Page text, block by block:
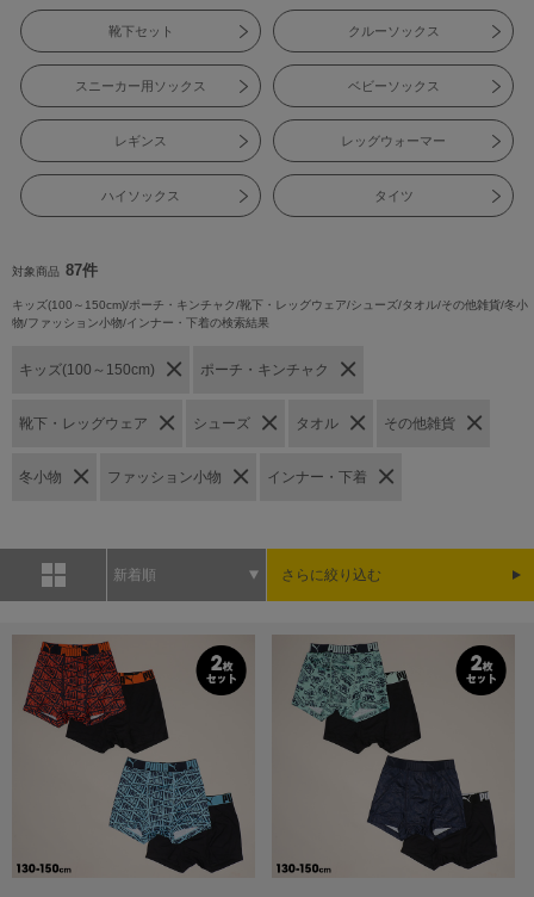
靴下セット クルーソックス
スニーカー用ソックス ベビーソックス
レギンス レッグウォーマー
ハイソックス タイツ
対象商品 87件
キッズ(100～150cm)/ポーチ・キンチャク/靴下・レッグウェア/シューズ/タオル/その他雑貨/冬小
物/ファッション小物/インナー・下着の検索結果
キッズ(100～150cm) ポーチ・キンチャク
靴下・レッグウェア シューズ タオル その他雑貨
冬小物 ファッション小物 インナー・下着
新着順 さらに絞り込む